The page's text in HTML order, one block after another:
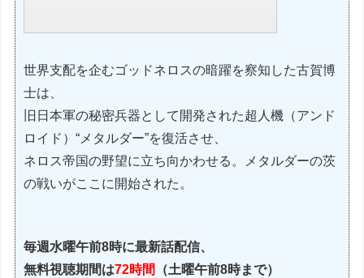
世界支配を企むゴッドネロスの暗躍を察知した古賀博
士は、
旧日本軍の秘密兵器として開発された超人機（アンド
ロイド）“メタルダー”を復活させ、
ネロス帝国の野望に立ち向かわせる。メタルダーの茨
の戦いがここに開始された。
毎週水曜午前8時に最新話配信、
無料視聴期間は72時間 （土曜午前8時まで）